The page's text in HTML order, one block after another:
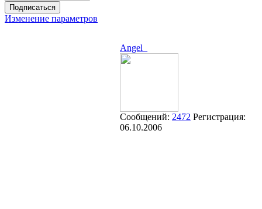
Изменение параметров
Angel_
Сообщений: 2472 Регистрация:
06.10.2006